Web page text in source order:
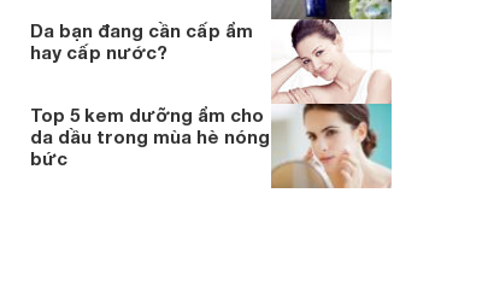
Da bạn đang cần cấp ẩm
hay cấp nước?
Top 5 kem dưỡng ẩm cho
da dầu trong mùa hè nóng
bức